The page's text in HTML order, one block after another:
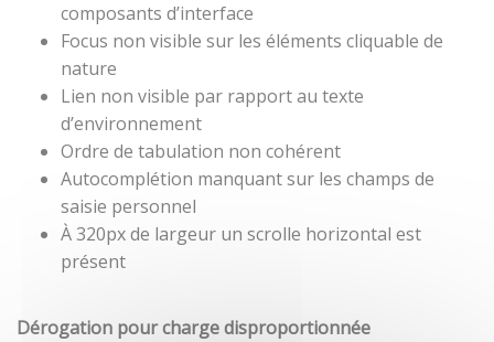
composants d’interface
Focus non visible sur les éléments cliquable de
nature
Lien non visible par rapport au texte
d’environnement
Ordre de tabulation non cohérent
Autocomplétion manquant sur les champs de
saisie personnel
À 320px de largeur un scrolle horizontal est
présent
Dérogation pour charge disproportionnée